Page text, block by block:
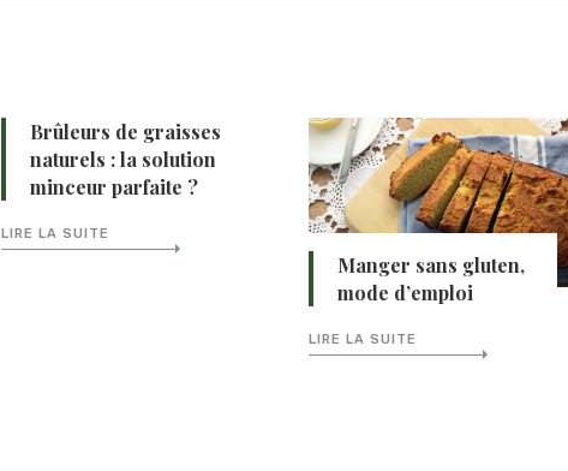
Brûleurs de graisses
naturels : la solution
minceur parfaite ?
LIRE LA SUITE
Manger sans gluten,
mode d’emploi
LIRE LA SUITE